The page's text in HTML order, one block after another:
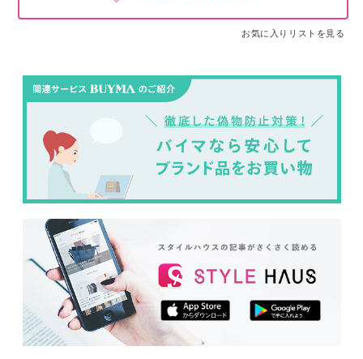
お気に入りリストを見る